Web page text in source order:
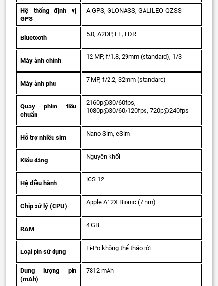
Hệ thống định vị
GPS
A-GPS, GLONASS, GALILEO, QZSS
Bluetooth
5.0, A2DP, LE, EDR
Máy ảnh chính
12 MP, f/1.8, 29mm (standard), 1/3
Máy ảnh phụ
7 MP, f/2.2, 32mm (standard)
Quay phim tiêu
chuẩn
2160p@30/60fps,
1080p@30/60/120fps, 720p@240fps
Hỗ trợ nhiều sim
Nano Sim, eSim
Kiểu dáng
Nguyên khối
Hệ điều hành
iOS 12
Chip xử lý (CPU)
Apple A12X Bionic (7 nm)
RAM
4 GB
Loại pin sử dụng
Li-Po không thể tháo rời
Dung lượng pin
(mAh)
7812 mAh